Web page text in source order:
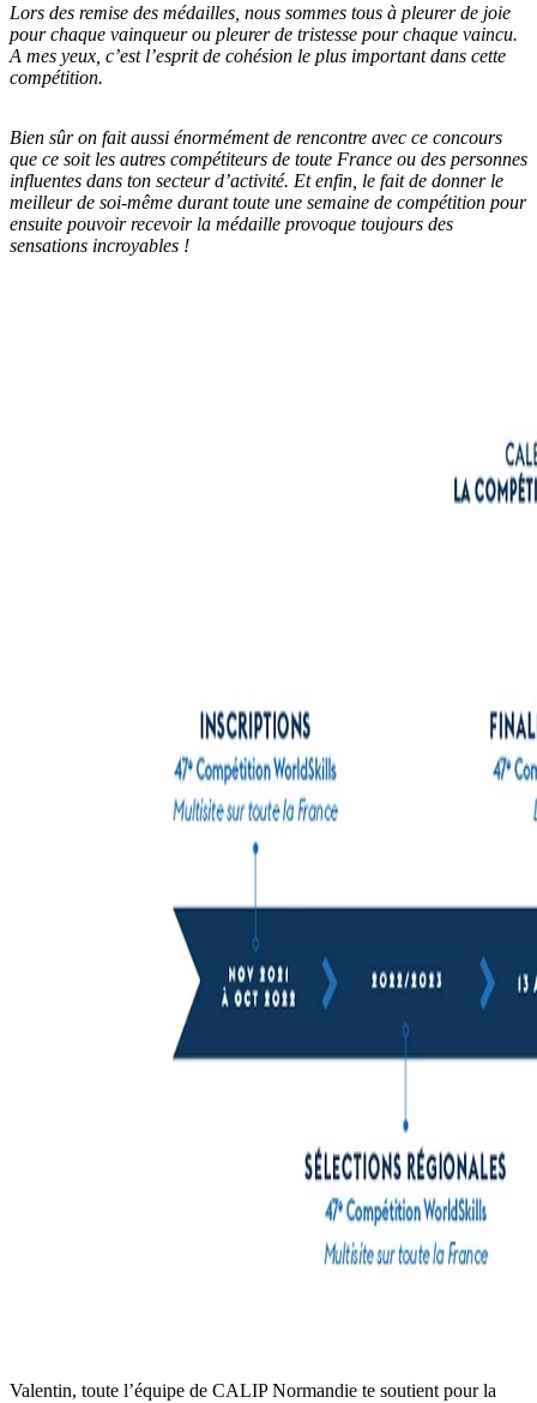
Lors des remise des médailles, nous sommes tous à pleurer de joie
pour chaque vainqueur ou pleurer de tristesse pour chaque vaincu.
A mes yeux, c’est l’esprit de cohésion le plus important dans cette
compétition.
Bien sûr on fait aussi énormément de rencontre avec ce concours
que ce soit les autres compétiteurs de toute France ou des personnes
influentes dans ton secteur d’activité. Et enfin, le fait de donner le
meilleur de soi-même durant toute une semaine de compétition pour
ensuite pouvoir recevoir la médaille provoque toujours des
sensations incroyables !
Valentin, toute l’équipe de CALIP Normandie te soutient pour la